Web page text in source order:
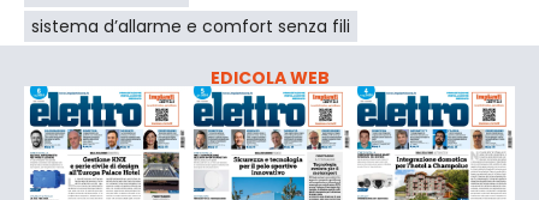
sistema d’allarme e comfort senza fili
EDICOLA WEB